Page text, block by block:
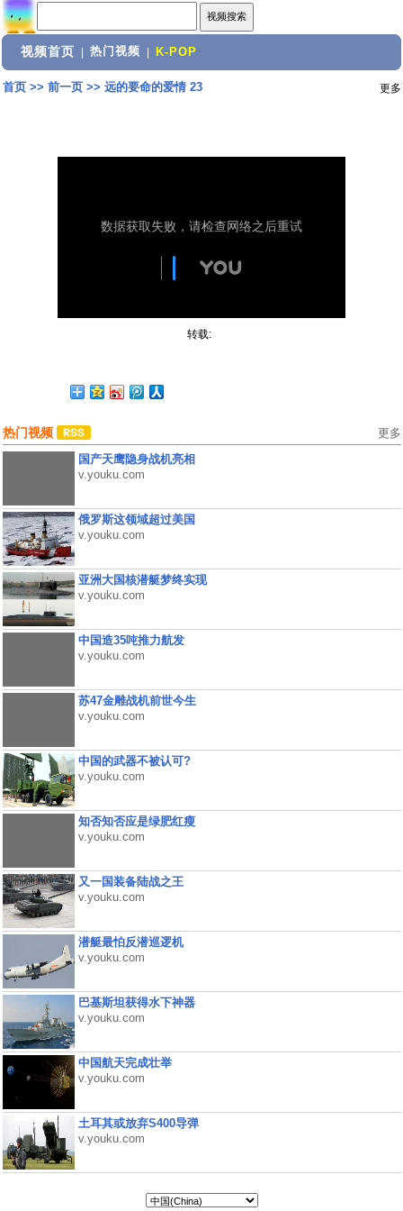
视频首页 热门视频 K-POP
首页>> 前一页>> 远的要命的爱情 23 更多
转载:
热门视频 更多
国产天鹰隐身战机亮相
v.youku.com
俄罗斯这领域超过美国
v.youku.com
亚洲大国核潜艇梦终实现
v.youku.com
中国造35吨推力航发
v.youku.com
苏47金雕战机前世今生
v.youku.com
中国的武器不被认可?
v.youku.com
知否知否应是绿肥红瘦
v.youku.com
又一国装备陆战之王
v.youku.com
潜艇最怕反潜巡逻机
v.youku.com
巴基斯坦获得水下神器
v.youku.com
中国航天完成壮举
v.youku.com
土耳其或放弃S400导弹
v.youku.com